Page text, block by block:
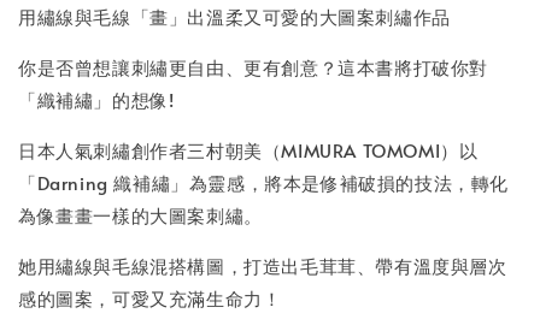
用繡線與毛線「畫」出溫柔又可愛的大圖案刺繡作品
你是否曾想讓刺繡更自由、更有創意？這本書將打破你對
「織補繡」的想像!
日本人氣刺繡創作者三村朝美（MIMURA TOMOMI）以
「Darning 織補繡」為靈感，將本是修補破損的技法，轉化
為像畫畫一樣的大圖案刺繡。
她用繡線與毛線混搭構圖，打造出毛茸茸、帶有溫度與層次
感的圖案，可愛又充滿生命力！